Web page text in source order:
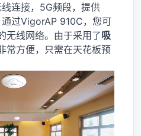
连接，5G频段，提供
过VigorAP 910C，您可
无线网络。由于采用了吸
常方便，只需在天花板预